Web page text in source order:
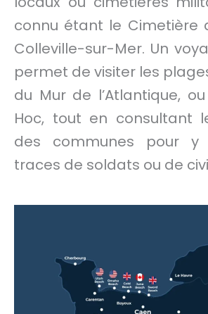
connu étant le Cimetière
Colleville-sur-Mer. Un
permet de visiter les
du Mur de l’Atlantique,
Hoc, tout en consultant
des communes pour y
traces de soldats ou de